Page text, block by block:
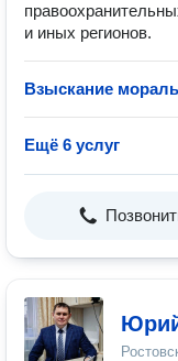
и иных регионов.
Взыскание
Ещё 6 услуг